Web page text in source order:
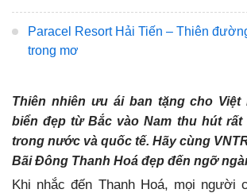
Paracel Resort Hải Tiến – Thiên
trong mơ
Thiên nhiên ưu ái ban tặng cho Việt
biển đẹp từ Bắc vào Nam thu hút rất
trong nước và quốc tế. Hãy cùng
Bãi Đông Thanh Hoá đẹp đến ngỡ
Khi nhắc đến Thanh Hoá, mọi người